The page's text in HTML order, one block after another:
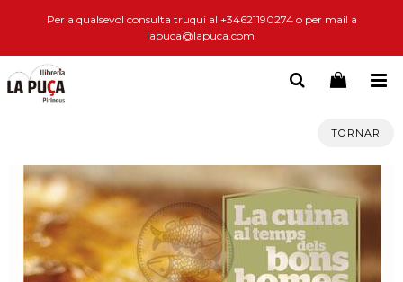
Per a qualsevol consulta truqui al +34621190274 o per mail a
lapuca@lapuca.com
TORNAR